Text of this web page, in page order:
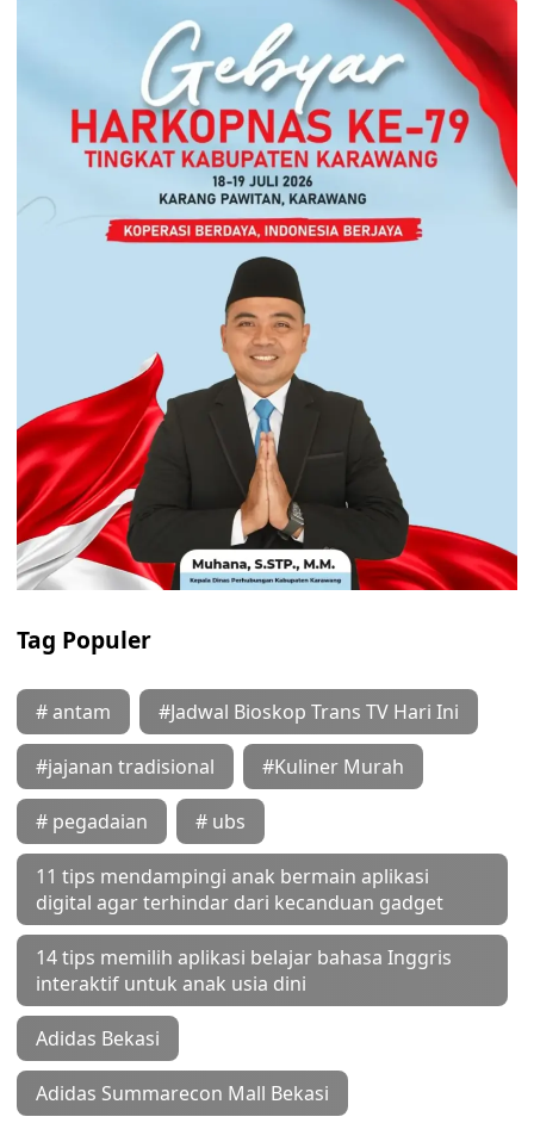
Tag Populer
# antam #Jadwal Bioskop Trans TV Hari Ini
#jajanan tradisional #Kuliner Murah
# pegadaian # ubs
11 tips mendampingi anak bermain aplikasi
digital agar terhindar dari kecanduan gadget
14 tips memilih aplikasi belajar bahasa Inggris
interaktif untuk anak usia dini
Adidas Bekasi
Adidas Summarecon Mall Bekasi